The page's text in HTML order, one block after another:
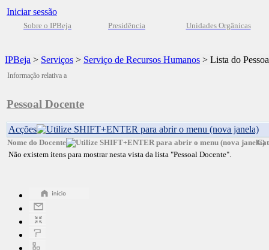
Iniciar sessão
Sobre o IPBeja Presidência Unidades Orgânicas
IPBeja > Serviços > Serviço de Recursos Humanos > Lista do
Informação relativa a
Pessoal Docente
Acções
Nome do Docente
Não existem itens para mostrar nesta vista da lista "Pessoal Docente".